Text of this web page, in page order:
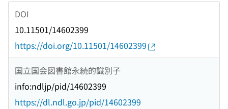
DOI
10.11501/14602399
https://doi.org/10.11501/14602399
国立国会図書館永続的識別子
info:ndljp/pid/14602399
https://dl.ndl.go.jp/pid/14602399